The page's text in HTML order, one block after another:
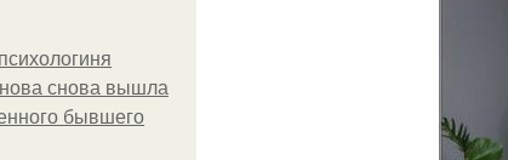
снова вышла
бывшего